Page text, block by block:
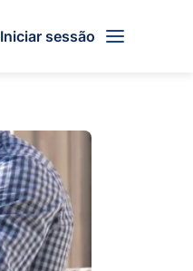
Iniciar sessão